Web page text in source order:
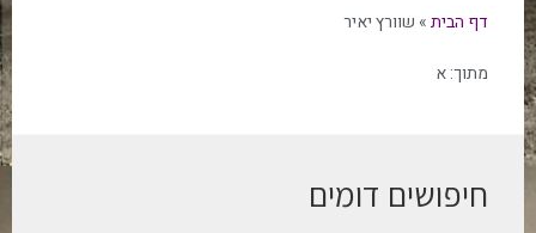
דף הבית» שוורץ יאיר
מתוך:א
חיפושים דומים